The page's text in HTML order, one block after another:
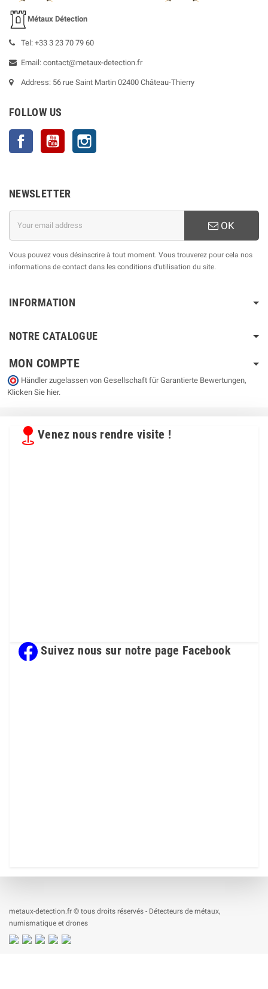
Métaux Détection
Tel: +33 3 23 70 79 60
Email: contact@metaux-detection.fr
Address: 56 rue Saint Martin 02400 Château-Thierry
FOLLOW US
Facebook YouTube
NEWSLETTER
OK
Vous pouvez vous désinscrire à tout moment. Vous trouverez pour cela nos
informations de contact dans les conditions d'utilisation du site.
INFORMATION
NOTRE CATALOGUE
MON COMPTE
Händler zugelassen von Gesellschaft für Garantierte Bewertungen,
Klicken Sie hier.
Venez nous rendre visite !
Suivez nous sur notre page Facebook
metaux-detection.fr © tous droits réservés - Détecteurs de métaux,
numismatique et drones